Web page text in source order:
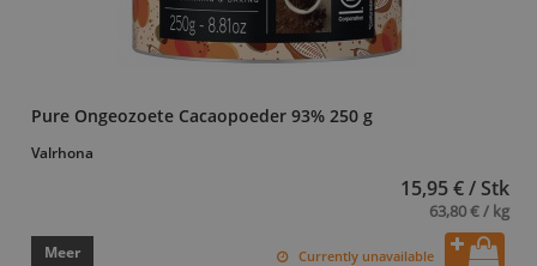
Pure Ongeozoete Cacaopoeder 93% 250 g
Valrhona
15,95 € / Stk
63,80 € / kg
Meer Currently unavailable